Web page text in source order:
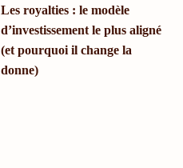
Les royalties : le modèle
d’investissement le plus aligné
(et pourquoi il change la
donne)